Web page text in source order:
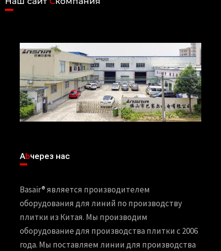
Abчерез нас
Basair® является производителем
оборудования для линий по производству
плитки из Китая. Мы производим
оборудование для производства плитки с 2006
года. Мы поставляем линии для производства